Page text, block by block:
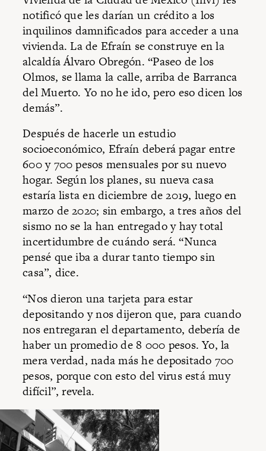
notificó que les darían un crédito a los
inquilinos damnificados para acceder a una
vivienda. La de Efraín se construye en la
alcaldía Álvaro Obregón. “Paseo de los
Olmos, se llama la calle, arriba de Barranca
del Muerto. Yo no he ido, pero eso dicen los
demás”.
Después de hacerle un estudio
socioeconómico, Efraín deberá pagar entre
600 y 700 pesos mensuales por su nuevo
hogar. Según los planes, su nueva casa
estaría lista en diciembre de 2019, luego en
marzo de 2020; sin embargo, a tres años del
sismo no se la han entregado y hay total
incertidumbre de cuándo será. “Nunca
pensé que iba a durar tanto tiempo sin
casa”, dice.
“Nos dieron una tarjeta para estar
depositando y nos dijeron que, para cuando
nos entregaran el departamento, debería de
haber un promedio de 8 000 pesos. Yo, la
mera verdad, nada más he depositado 700
pesos, porque con esto del virus está muy
difícil”, revela.